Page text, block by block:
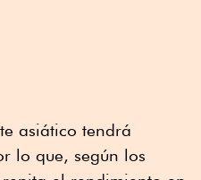
asiático tendrá
lo que, según los